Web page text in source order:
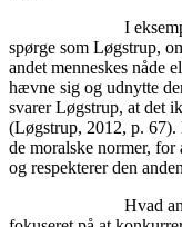
I eksemplet med
spørge som Løgstrup,
andet menneskes nåde
hævne sig og udnytte
svarer Løgstrup, at det
(Løgstrup, 2012, p. 67).
de moralske normer,
og respekterer den
Hvad angår